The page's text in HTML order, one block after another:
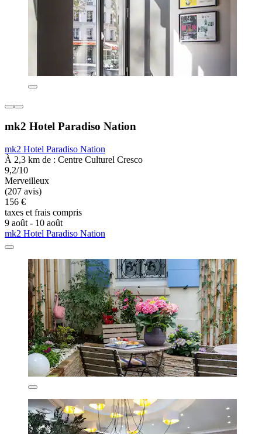
mk2 Hotel Paradiso Nation
mk2 Hotel Paradiso Nation
À 2,3 km de : Centre Culturel Cresco
9,2/10
Merveilleux
(207 avis)
156 €
taxes et frais compris
9 août - 10 août
mk2 Hotel Paradiso Nation